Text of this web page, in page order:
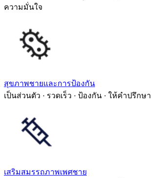
ความมั่นใจ
สุขภาพชายและการป้องกัน
เป็นส่วนตัว · รวดเร็ว · ป้องกัน · ให้คำปรึกษา
เสริมสมรรถภาพเพศชาย